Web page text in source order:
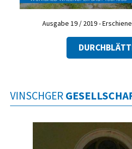
Ausgabe 19 / 2019 -
VINSCHGER